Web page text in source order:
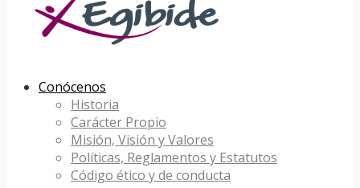
Conócenos
Historia
Carácter Propio
Misión, Visión y Valores
Políticas, Reglamentos y Estatutos
Código ético y de conducta